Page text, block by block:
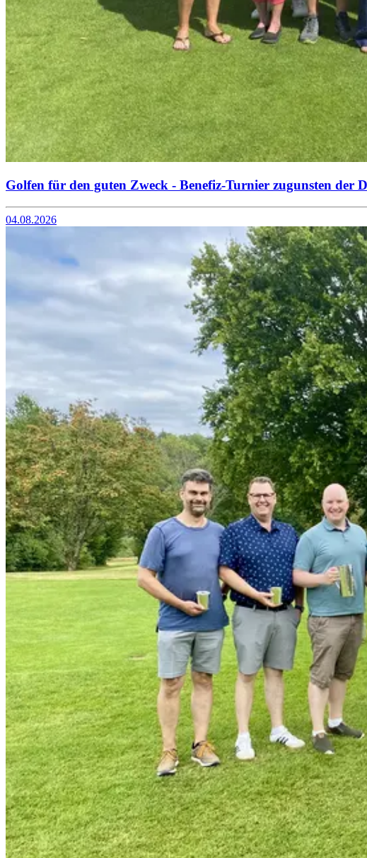
Golfen für den guten Zweck - Benefiz-Turnier zugunsten der
04.08.2026